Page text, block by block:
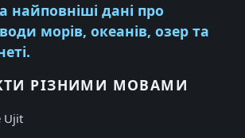
найповніші дані про
морів, океанів, озер та
РІЗНИМИ МОВАМИ
Ujit